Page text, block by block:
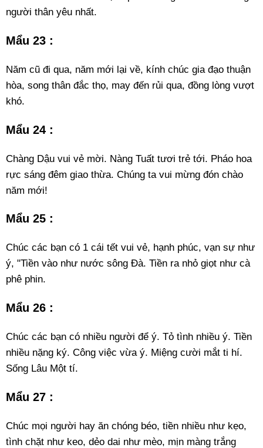
người thân yêu nhất.
Mẩu 23 :
Năm cũ đi qua, năm mới lại về, kính chúc gia đạo thuận
hòa, song thân đắc thọ, may đến rủi qua, đồng lòng vượt
khó.
Mẩu 24 :
Chàng Dậu vui vẻ mời. Nàng Tuất tươi trẻ tới. Pháo hoa
rực sáng đêm giao thừa. Chúng ta vui mừng đón chào
năm mới!
Mẩu 25 :
Chúc các bạn có 1 cái tết vui vẻ, hạnh phúc, vạn sự như
ý, "Tiền vào như nước sông Đà. Tiền ra nhỏ giọt như cà
phê phin.
Mẩu 26 :
Chúc các bạn có nhiều người để ý. Tỏ tình nhiều ý. Tiền
nhiều nặng ký. Công việc vừa ý. Miệng cười mắt ti hí.
Sống Lâu Một tí.
Mẩu 27 :
Chúc mọi người hay ăn chóng béo, tiền nhiều như kẹo,
tình chặt như keo, dẻo dai như mèo, mịn màng trắng